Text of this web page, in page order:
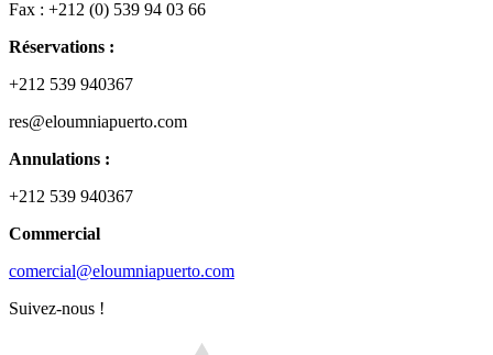
Fax : +212 (0) 539 94 03 66
Réservations :
+212 539 940367
res@eloumniapuerto.com
Annulations :
+212 539 940367
Commercial
comercial@eloumniapuerto.com
Suivez-nous !